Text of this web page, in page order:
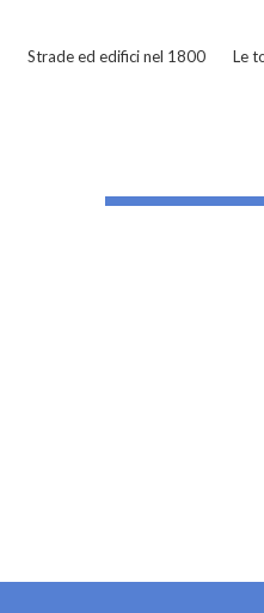
Strade ed edifici nel 1800 Le